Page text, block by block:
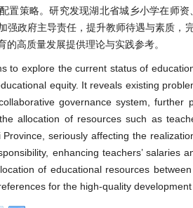
置策略。研究发现湖北省城乡小学在师
强政府主导责任，提升教师待遇与素质
的高质量发展提供理论与实践参考。
to explore the current status of
equity. It reveals existing
governance system,
allocation of resources such as
seriously affecting the
enhancing teachers’
of educational resources
for the high-quality